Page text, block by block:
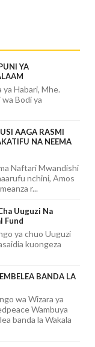
YA
Habari, Mhe.
Bodi ya
AAGA RASMI
NA NEEMA
Naftari Mwandishi
nchini, Amos
r...
Uuguzi Na
Fund
ya chuo Uuguzi
kuongeza
BANDA LA
wa Wizara ya
Wambuya
banda la Wakala